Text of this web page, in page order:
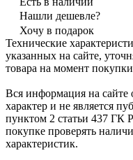
Нашли дешевле?
Хочу в подарок
Технические
указанных на сайте,
товара на момент
Вся информация на сайте
характер и не является
пунктом 2 статьи 437 ГК
покупке проверять
характеристик.